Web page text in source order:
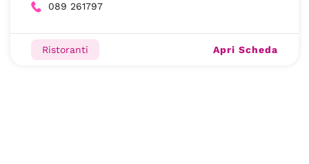
089 261797
Ristoranti Apri Scheda